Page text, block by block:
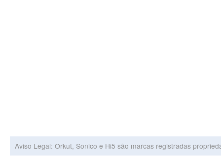
Aviso Legal: Orkut, Sonico e Hi5 são marcas registradas